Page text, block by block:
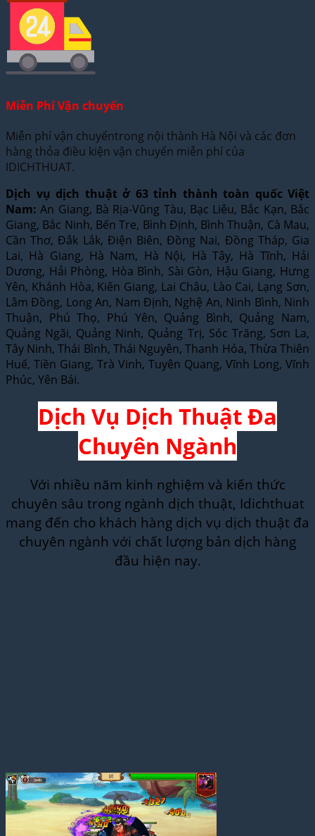
Miễn Phí Vận chuyển
Miễn phí vận chuyểntrong nội thành Hà Nội và các đơn
hàng thỏa điều kiện vận chuyển miễn phí của
IDICHTHUAT.
Dịch vụ dịch thuật ở 63 tỉnh thành toàn quốc Việt
Nam: An Giang, Bà Rịa-Vũng Tàu, Bạc Liêu, Bắc Kạn, Bắc
Giang, Bắc Ninh, Bến Tre, Bình Định, Bình Thuận, Cà Mau,
Cần Thơ, Đắk Lắk, Điện Biên, Đồng Nai, Đồng Tháp, Gia
Lai, Hà Giang, Hà Nam, Hà Nội, Hà Tây, Hà Tĩnh, Hải
Dương, Hải Phòng, Hòa Bình, Sài Gòn, Hậu Giang, Hưng
Yên, Khánh Hòa, Kiên Giang, Lai Châu, Lào Cai, Lạng Sơn,
Lâm Đồng, Long An, Nam Định, Nghệ An, Ninh Bình, Ninh
Thuận, Phú Thọ, Phú Yên, Quảng Bình, Quảng Nam,
Quảng Ngãi, Quảng Ninh, Quảng Trị, Sóc Trăng, Sơn La,
Tây Ninh, Thái Bình, Thái Nguyên, Thanh Hóa, Thừa Thiên
Huế, Tiền Giang, Trà Vinh, Tuyên Quang, Vĩnh Long, Vĩnh
Phúc, Yên Bái.
Dịch Vụ Dịch Thuật Đa
Chuyên Ngành
Với nhiều năm kinh nghiệm và kiến thức
chuyên sâu trong ngành dịch thuật, Idichthuat
mang đến cho khách hàng dịch vụ dịch thuật đa
chuyên ngành với chất lượng bản dịch hàng
đầu hiện nay.